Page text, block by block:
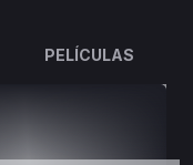
PELÍCULAS